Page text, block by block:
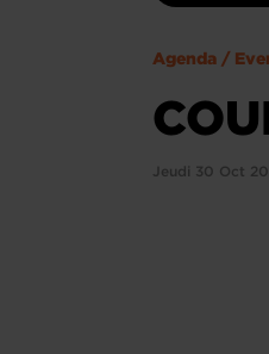
Agenda /
Jeudi 30 Oct